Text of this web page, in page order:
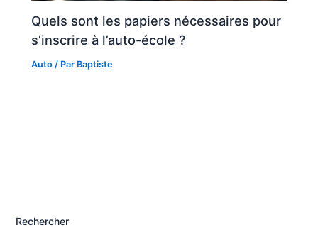
Quels sont les papiers nécessaires pour
s’inscrire à l’auto-école ?
Auto / Par Baptiste
Rechercher